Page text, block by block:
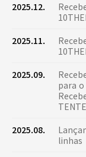
2025.12.
2025.11.
2025.09.
para o
2025.08.
linhas